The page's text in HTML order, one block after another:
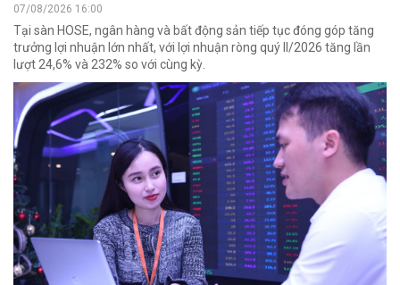
07/08/2026 16:00
Tại sàn HOSE, ngân hàng và bất động sản tiếp tục đóng góp tăng
trưởng lợi nhuận lớn nhất, với lợi nhuận ròng quý II/2026 tăng lần
lượt 24,6% và 232% so với cùng kỳ.